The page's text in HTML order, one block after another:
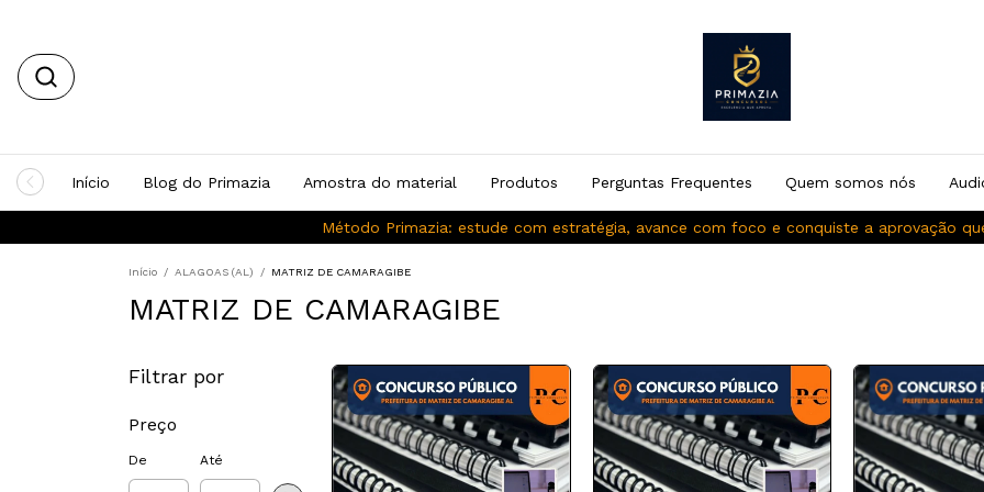
Método Primazia: estude com estratégia, avance com foco e conquiste a aprovação
Início Blog do Primazia Amostra do material Produtos Perguntas Frequentes Quem somos nós
Início / ALAGOAS (AL) / MATRIZ DE CAMARAGIBE
MATRIZ DE CAMARAGIBE
Filtrar por
Preço
De Até